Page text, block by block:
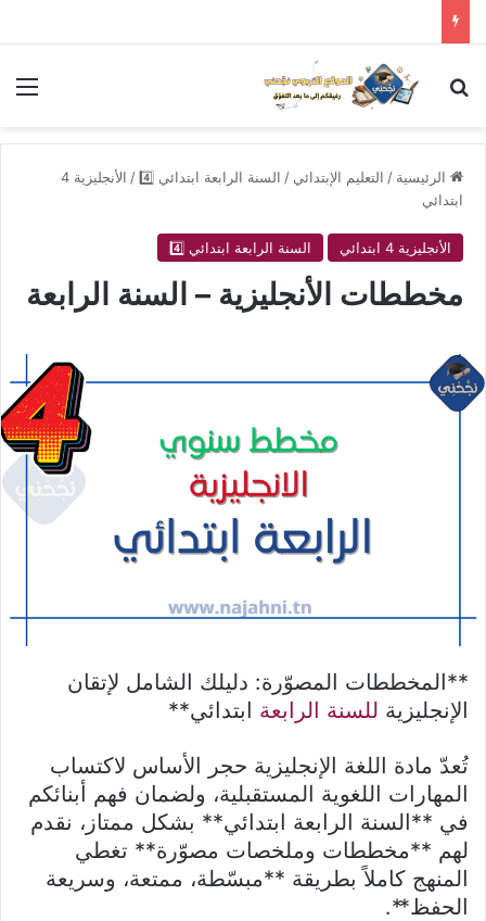
بحث عن
الرئيسية / التعليم الإبتدائي / السنة الرابعة ابتدائي 4️⃣ /
الأنجليزية 4
ابتدائي
الأنجليزية 4 ابتدائي السنة الرابعة ابتدائي 4️⃣
مخططات الأنجليزية – السنة الرابعة
**المخططات المصوّرة: دليلك الشامل لإتقان
الإنجليزية للسنة الرابعة ابتدائي**
تُعدّ مادة اللغة الإنجليزية حجر الأساس لاكتساب
المهارات اللغوية المستقبلية، ولضمان فهم أبنائكم
في **السنة الرابعة ابتدائي** بشكل ممتاز، نقدم
لهم **مخططات وملخصات مصوّرة** تغطي
المنهج كاملاً بطريقة **مبسّطة، ممتعة، وسريعة
الحفظ**.